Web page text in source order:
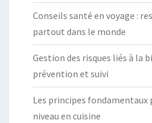
N
O
R
Conseils santé en voyage :
partout dans le monde
Gestion des risques liés à la
prévention et suivi
Les principes fondamentaux
niveau en cuisine